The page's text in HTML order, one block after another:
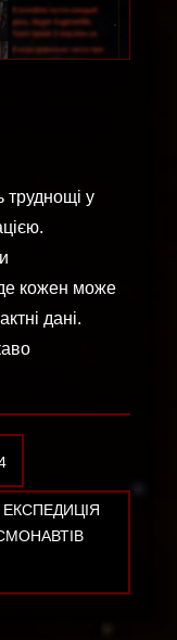
труднощі у
де кожен може
дані.